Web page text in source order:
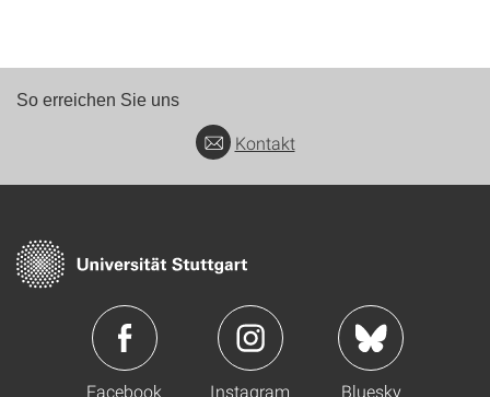
So erreichen Sie uns
Kontakt
Facebook Instagram Bluesky